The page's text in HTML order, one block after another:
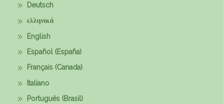
Deutsch
ελληνικά
English
Español (España)
Français (Canada)
Italiano
Português (Brasil)